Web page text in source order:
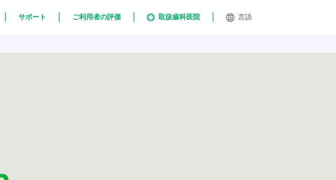
サポート ご利用者の評価 取扱歯科医院 言語